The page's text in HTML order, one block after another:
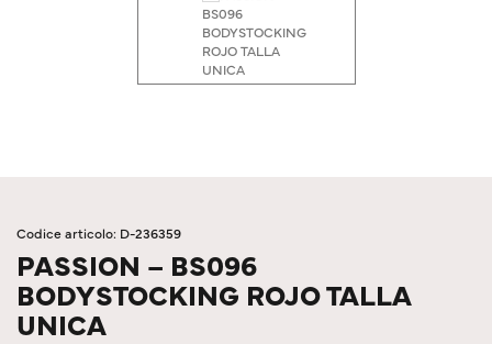
Codice articolo: D-236359
PASSION – BS096
BODYSTOCKING ROJO TALLA
UNICA